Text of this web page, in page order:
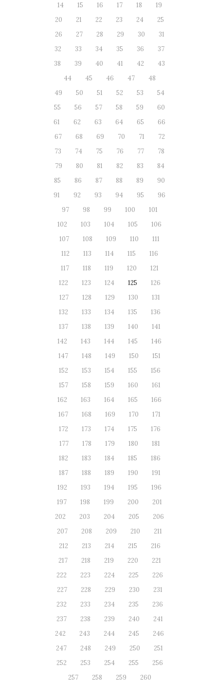
14
15 16 17 18
19
20
21 22 23 24
25
26
27 28 29 30
31
32
33 34 35 36
37
38
39 40 41 42
43
44
45 46 47
48
49
50 51 52 53
54
55
56 57 58 59
60
61
62 63 64 65
66
67
68 69 70 71
72
73
74 75 76 77
78
79
80 81 82 83
84
85
86 87 88 89
90
91
92 93 94 95
96
97
98 99 100
101
102
103 104 105
106
107
108 109 110
111
112
113 114 115
116
117
118 119 120
121
122
123 124 125
126
127
128 129 130
131
132
133 134 135
136
137
138 139 140
141
142
143 144 145
146
147
148 149 150
151
152
153 154 155
156
157
158 159 160
161
162
163 164 165
166
167
168 169 170
171
172
173 174 175
176
177
178 179 180
181
182
183 184 185
186
187
188 189 190
191
192
193 194 195
196
197
198 199 200
201
202
203 204 205
206
207
208 209 210
211
212
213 214 215
216
217
218 219 220
221
222
223 224 225
226
227
228 229 230
231
232
233 234 235
236
237
238 239 240
241
242
243 244 245
246
247
248 249 250
251
252
253 254 255
256
257
258 259 260